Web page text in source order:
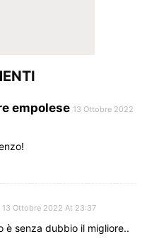
empolese 13 Ottobre 2022
13 Ottobre 2022 At 23:37
è senza dubbio il migliore..